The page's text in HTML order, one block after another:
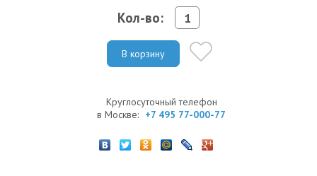
Кол-во:
В корзину
Круглосуточный телефон
в Москве: +7 495 77-000-77